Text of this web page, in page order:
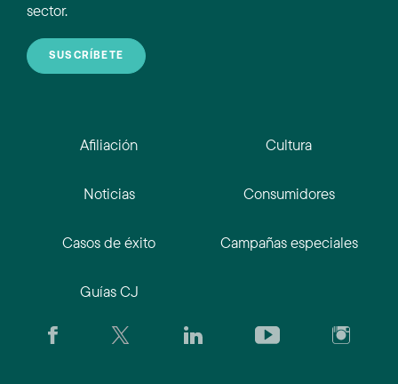
sector.
SUSCRÍBETE
Afiliación
Noticias
Casos de éxito
Guías CJ
Cultura
Consumidores
Campañas especiales